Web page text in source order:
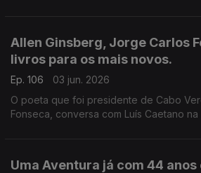
Allen Ginsberg, Jorge Carlos
livros para os mais novos.
Ep. 106
03 jun. 2026
O poeta que foi presidente de Cabo
Fonseca, conversa com Luís Caetano
Uma Aventura já com 44 anos